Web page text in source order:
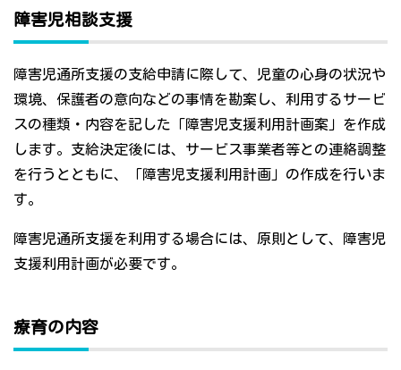
障害児相談支援
障害児通所支援の支給申請に際して、児童の心身の状況や
環境、保護者の意向などの事情を勘案し、利用するサービ
スの種類・内容を記した「障害児支援利用計画案」を作成
します。支給決定後には、サービス事業者等との連絡調整
を行うとともに、「障害児支援利用計画」の作成を行いま
す。
障害児通所支援を利用する場合には、原則として、障害児
支援利用計画が必要です。
療育の内容